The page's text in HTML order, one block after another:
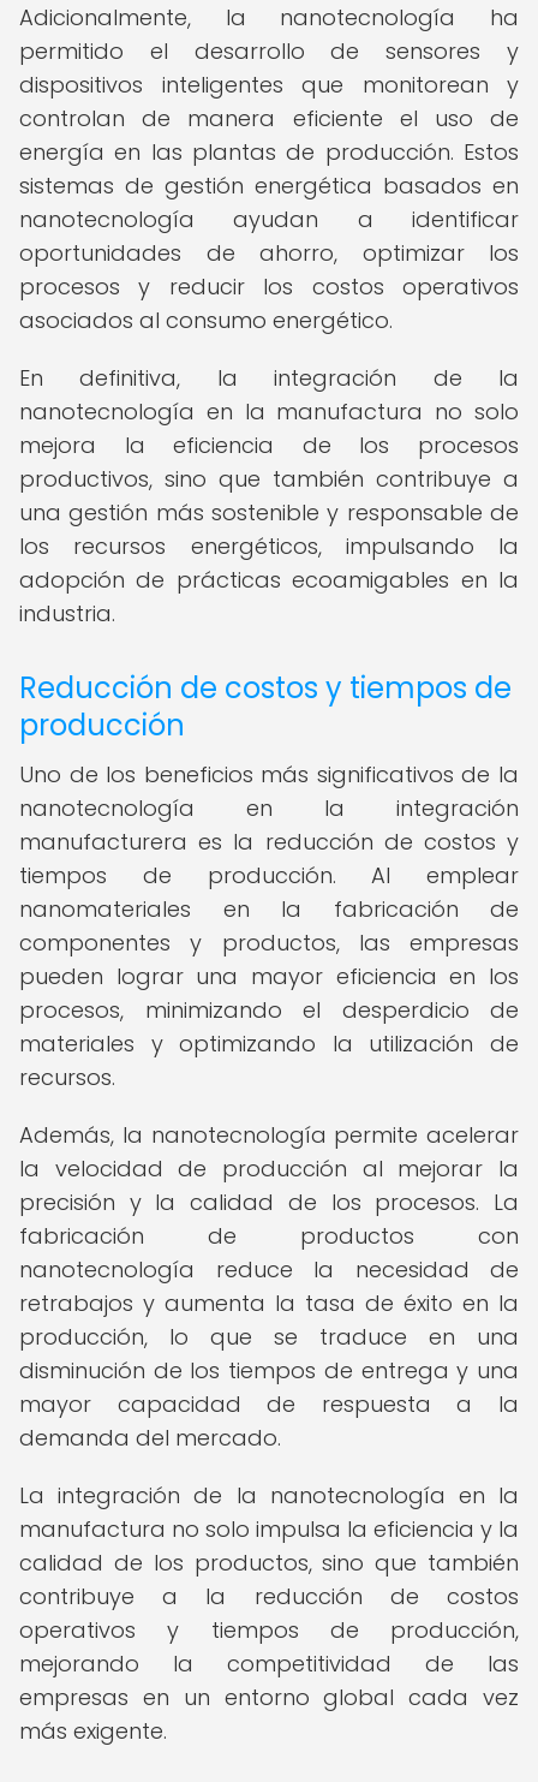
Adicionalmente, la nanotecnología ha
permitido el desarrollo de sensores y
dispositivos inteligentes que monitorean y
controlan de manera eficiente el uso de
energía en las plantas de producción. Estos
sistemas de gestión energética basados en
nanotecnología ayudan a identificar
oportunidades de ahorro, optimizar los
procesos y reducir los costos operativos
asociados al consumo energético.
En definitiva, la integración de la
nanotecnología en la manufactura no solo
mejora la eficiencia de los procesos
productivos, sino que también contribuye a
una gestión más sostenible y responsable de
los recursos energéticos, impulsando la
adopción de prácticas ecoamigables en la
industria.
Reducción de costos y tiempos de
producción
Uno de los beneficios más significativos de la
nanotecnología en la integración
manufacturera es la reducción de costos y
tiempos de producción. Al emplear
nanomateriales en la fabricación de
componentes y productos, las empresas
pueden lograr una mayor eficiencia en los
procesos, minimizando el desperdicio de
materiales y optimizando la utilización de
recursos.
Además, la nanotecnología permite acelerar
la velocidad de producción al mejorar la
precisión y la calidad de los procesos. La
fabricación de productos con
nanotecnología reduce la necesidad de
retrabajos y aumenta la tasa de éxito en la
producción, lo que se traduce en una
disminución de los tiempos de entrega y una
mayor capacidad de respuesta a la
demanda del mercado.
La integración de la nanotecnología en la
manufactura no solo impulsa la eficiencia y la
calidad de los productos, sino que también
contribuye a la reducción de costos
operativos y tiempos de producción,
mejorando la competitividad de las
empresas en un entorno global cada vez
más exigente.